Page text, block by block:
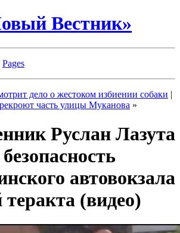
Вестник»
Pages
дело о жестоком избиении собаки |
часть улицы Муканова »
Руслан Лазута
автовокзала
теракта (видео)